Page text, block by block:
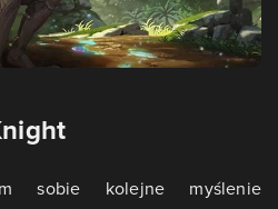
sobie kolejne myślenie